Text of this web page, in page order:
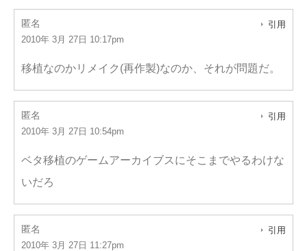
匿名
2010年 3月 27日 10:17pm
引用
移植なのかリメイク(再作製)なのか、それが問題だ。
匿名
2010年 3月 27日 10:54pm
引用
ベタ移植のゲームアーカイブスにそこまでやるわけな
いだろ
匿名
2010年 3月 27日 11:27pm
引用